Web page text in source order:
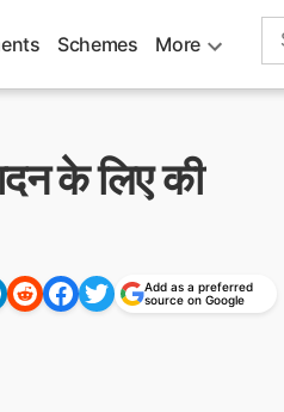
Schemes More
के लिए की
Add as a preferred
source on Google